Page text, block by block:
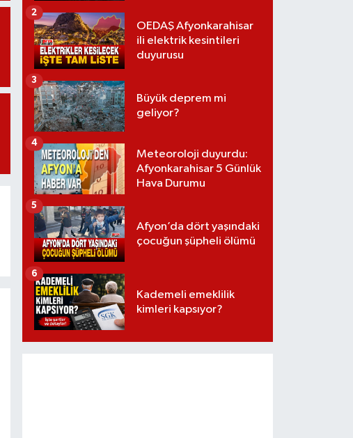
OEDAŞ Afyonkarahisar
ili elektrik kesintileri
duyurusu
2
Büyük deprem mi
geliyor?
3
Meteoroloji duyurdu:
Afyonkarahisar 5 Günlük
Hava Durumu
4
Afyon’da dört yaşındaki
çocuğun şüpheli ölümü
5
Kademeli emeklilik
kimleri kapsıyor?
6